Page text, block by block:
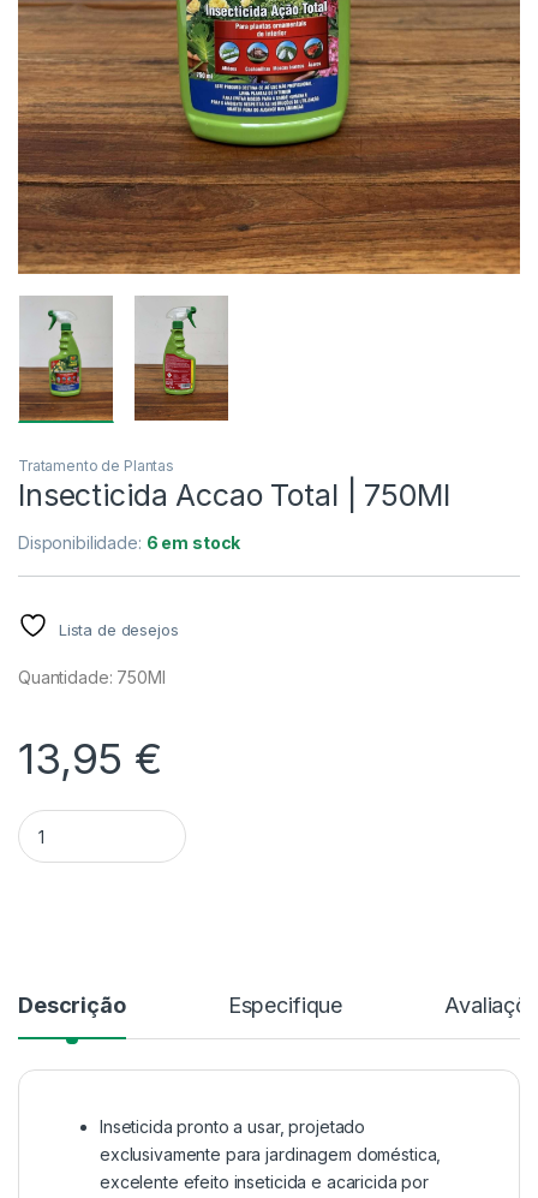
Tratamento de Plantas
Insecticida Accao Total | 750Ml
Disponibilidade: 6 em stock
Lista de desejos
Quantidade: 750Ml
13,95 €
Quantidade Insecticida Accao Total | 750Ml
Descrição Especifique
Inseticida pronto a usar, projetado
exclusivamente para jardinagem doméstica,
excelente efeito inseticida e acaricida por